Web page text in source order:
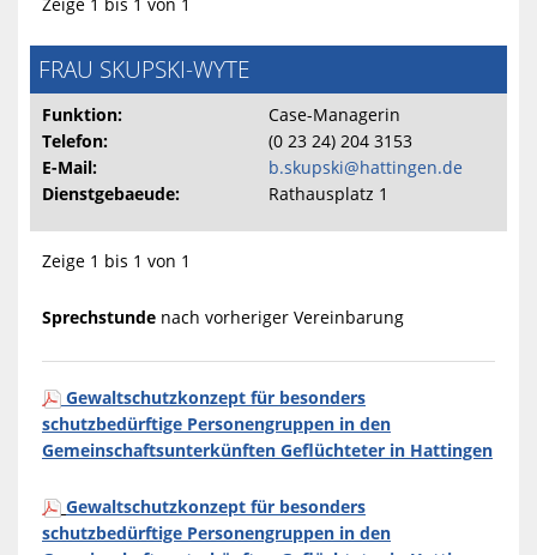
FRAU SKUPSKI-WYTE
Funktion:
Case-Managerin
Telefon:
(0 23 24) 204 3153
E-Mail:
b.skupski@hattingen.de
Dienstgebaeude:
Rathausplatz 1
Zeige 1 bis 1 von 1
Sprechstunde nach vorheriger Vereinbarung
Gewaltschutzkonzept für besonders
schutzbedürftige Personengruppen in den
Gemeinschaftsunterkünften Geflüchteter in Hattingen
Gewaltschutzkonzept für besonders
schutzbedürftige Personengruppen in den